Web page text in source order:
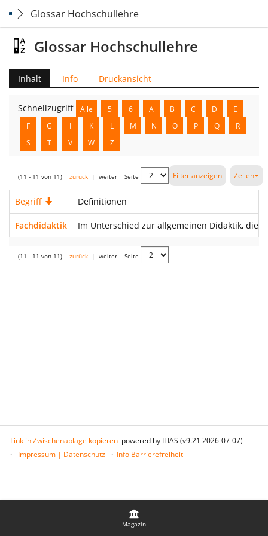
Glossar Hochschullehre
Magazin
Glossar Hochschullehre
Inhalt Info Druckansicht
Schnellzugriff Alle 5 6 A B C D
E
F
G I K L M N O P Q
R
S
T V W Z
(11 - 11 von 11) zurück | weiter Seite Filter anzeigen Zeilen
Begriff AbsteigendDefinitionen
Fachdidaktik Im Unterschied zur allgemeinen Didaktik, die
(11 - 11 von 11) zurück | weiter Seite
Link in Zwischenablage kopieren powered by ILIAS (v9.21 2026-07-07)
Impressum | Datenschutz
Info Barrierefreiheit